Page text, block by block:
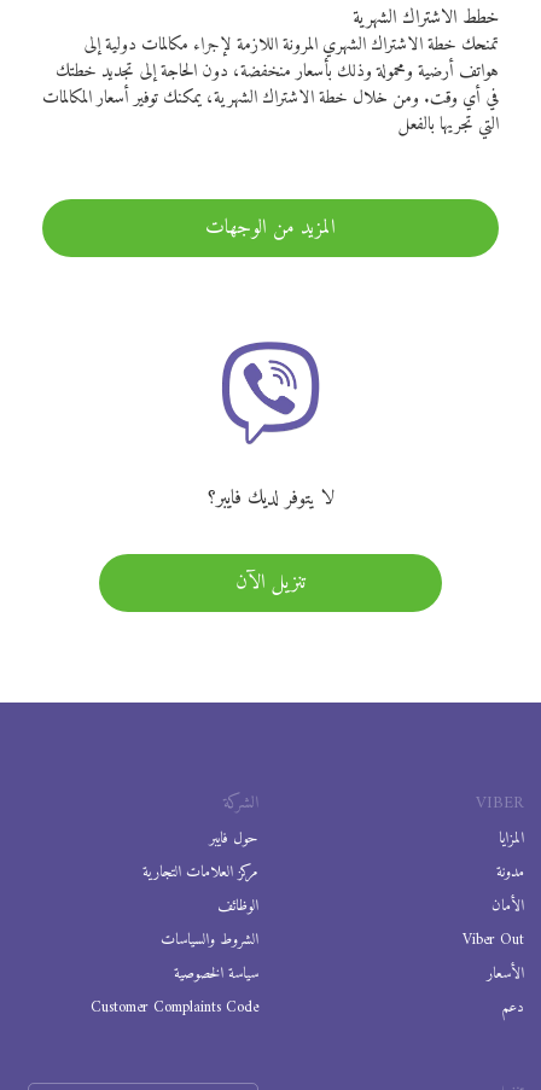
خطط الاشتراك الشهرية
تمنحك خطة الاشتراك الشهري المرونة اللازمة لإجراء مكالمات دولية إلى
هواتف أرضية ومحمولة وذلك بأسعار منخفضة، دون الحاجة إلى تجديد خطتك
في أي وقت. ومن خلال خطة الاشتراك الشهرية، يمكنك توفير أسعار المكالمات
التي تجريها بالفعل
المزيد من الوجهات
لا يتوفر لديك فايبر؟
تنزيل الآن
VIBER
المزايا
مدونة
الأمان
Viber Out
الأسعار
دعم
الشركة
حول فايبر
مركز العلامات التجارية
الوظائف
الشروط والسياسات
سياسة الخصوصية
Customer Complaints Code